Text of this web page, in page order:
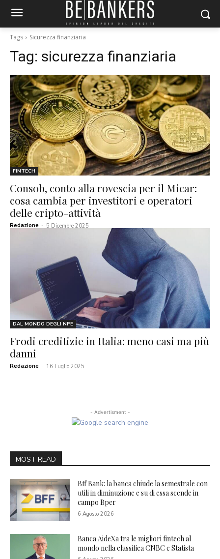
Tags Sicurezza finanziaria
Tag: sicurezza finanziaria
FINTECH
Consob, conto alla rovescia per il Micar:
cosa cambia per investitori e operatori
delle cripto-attività
Redazione - 5 Dicembre 2025
DAL MONDO DEGLI NPE
Frodi creditizie in Italia: meno casi ma più
danni
Redazione - 16 Luglio 2025
- Advertisment -
MOST READ
Bff Bank: la banca chiude la semestrale con
utili in diminuzione e su di essa scende in
campo Bper
6 Agosto 2026
Banca AideXa tra le migliori fintech al
mondo nella classifica CNBC e Statista